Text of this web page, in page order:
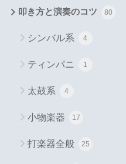
叩き方と演奏のコツ 80
シンバル系 4
ティンパニ 1
太鼓系 4
小物楽器 17
打楽器全般 25